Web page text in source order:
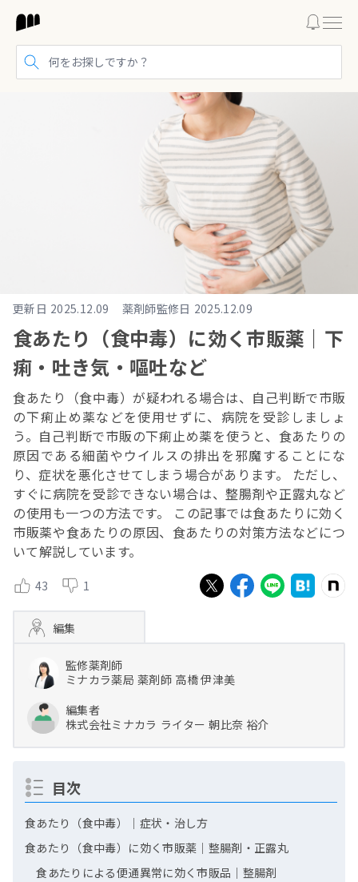
検索する
更新日 2025.12.09 薬剤師監修日 2025.12.09
食あたり（食中毒）に効く市販薬｜下
痢・吐き気・嘔吐など
食あたり（食中毒）が疑われる場合は、自己判断で市販
の下痢止め薬などを使用せずに、病院を受診しましょ
う。自己判断で市販の下痢止め薬を使うと、食あたりの
原因である細菌やウイルスの排出を邪魔することにな
り、症状を悪化させてしまう場合があります。 ただし、
すぐに病院を受診できない場合は、整腸剤や正露丸など
の使用も一つの方法です。 この記事では食あたりに効く
市販薬や食あたりの原因、食あたりの対策方法などにつ
いて解説しています。
43 1
編集
監修薬剤師
ミナカラ薬局 薬剤師 高橋 伊津美
編集者
株式会社ミナカラ ライター 朝比奈 裕介
目次
食あたり（食中毒）｜症状・治し方
食あたり（食中毒）に効く市販薬｜整腸剤・正露丸
食あたりによる便通異常に効く市販品｜整腸剤